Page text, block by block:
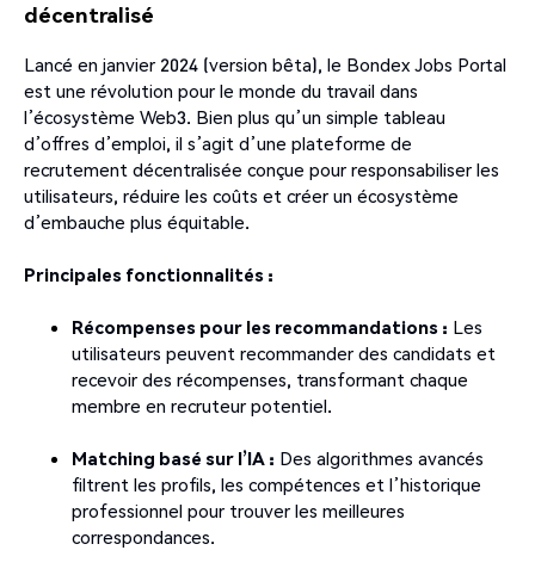
décentralisé
Lancé en janvier 2024 (version bêta), le Bondex Jobs Portal
est une révolution pour le monde du travail dans
l’écosystème Web3. Bien plus qu’un simple tableau
d’offres d’emploi, il s’agit d’une plateforme de
recrutement décentralisée conçue pour responsabiliser les
utilisateurs, réduire les coûts et créer un écosystème
d’embauche plus équitable.
Principales fonctionnalités :
Récompenses pour les recommandations : Les
utilisateurs peuvent recommander des candidats et
recevoir des récompenses, transformant chaque
membre en recruteur potentiel.
Matching basé sur l’IA : Des algorithmes avancés
filtrent les profils, les compétences et l’historique
professionnel pour trouver les meilleures
correspondances.